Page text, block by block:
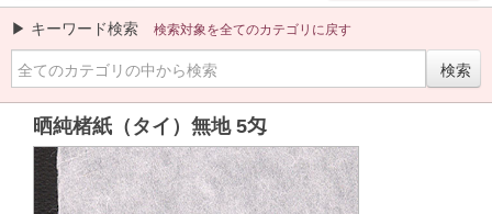
▶ キーワード検索 検索対象を全てのカテゴリに戻す
晒純楮紙（タイ）無地 5匁